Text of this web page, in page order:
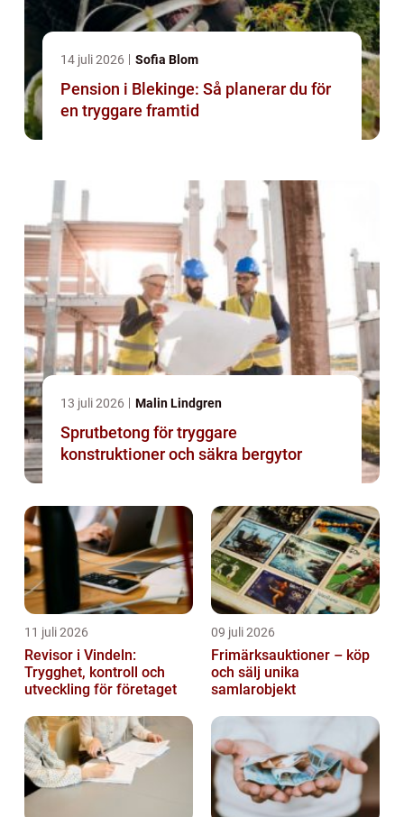
14 juli 2026 Sofia Blom
Pension i Blekinge: Så planerar du för
en tryggare framtid
13 juli 2026 Malin Lindgren
Sprutbetong för tryggare
konstruktioner och säkra bergytor
11 juli 2026
Revisor i Vindeln:
Trygghet, kontroll och
utveckling för företaget
09 juli 2026
Frimärksauktioner – köp
och sälj unika
samlarobjekt